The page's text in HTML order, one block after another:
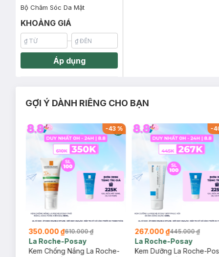
Bộ Chăm Sóc Da Mặt
KHOẢNG GIÁ
Áp dụng
GỢI Ý DÀNH RIÊNG CHO BẠN
-43%
350.000 ₫610.000 ₫
La Roche-Posay
Kem Chống Nắng La Roche-
-
267.000 ₫445.000 ₫
La Roche-Posay
Kem Dưỡng La Roche-